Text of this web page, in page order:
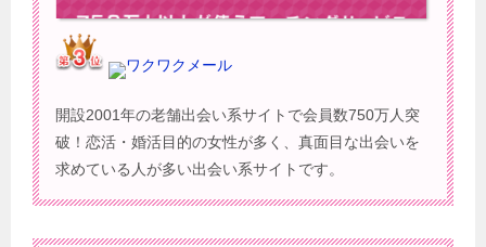
ワクワクメール
開設2001年の老舗出会い系サイトで会員数750万人突
破！恋活・婚活目的の女性が多く、真面目な出会いを
求めている人が多い出会い系サイトです。